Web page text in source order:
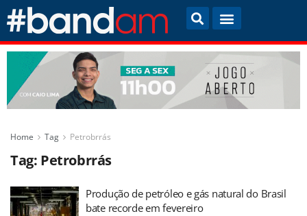
Home Tag Petrobrrás
Tag: Petrobrrás
Produção de petróleo e gás natural do Brasil
bate recorde em fevereiro